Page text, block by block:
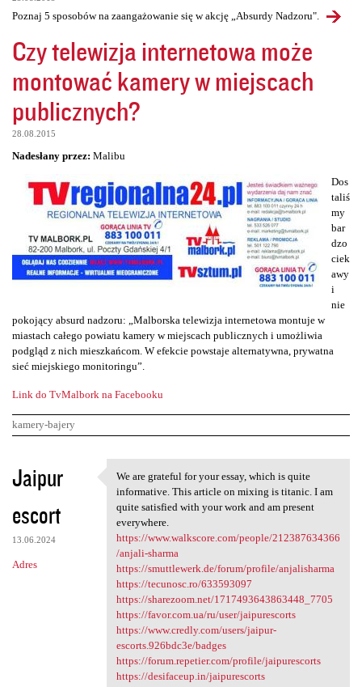
Poznaj 5 sposobów na zaangażowanie się w akcję „Absurdy Nadzoru".
Czy telewizja internetowa może
montować kamery w miejscach
publicznych?
28.08.2015
Nadesłany przez: Malibu
Dos
taliś
my
bar
dzo
ciek
awy
i
nie
pokojący absurd nadzoru: „Malborska telewizja internetowa montuje w
miastach całego powiatu kamery w miejscach publicznych i umożliwia
podgląd z nich mieszkańcom. W efekcie powstaje alternatywna, prywatna
sieć miejskiego monitoringu”.
Link do TvMalbork na Facebooku
kamery-bajery
K
o
m
e
n
Jaipur
escort
13.06.2024
Adres
We are grateful for your
We are grateful for your essay, which is quite
informative. This article on mixing is titanic. I am
quite satisfied with your work and am present
everywhere.
https://www.walkscore.com/people/212387634366
/anjali-sharma
https://smuttlewerk.de/forum/profile/anjalisharma
https://tecunosc.ro/633593097
https://sharezoom.net/1717493643863448_7705
https://favor.com.ua/ru/user/jaipurescorts
https://www.credly.com/users/jaipur-
escorts.926bdc3e/badges
https://forum.repetier.com/profile/jaipurescorts
https://desifaceup.in/jaipurescorts